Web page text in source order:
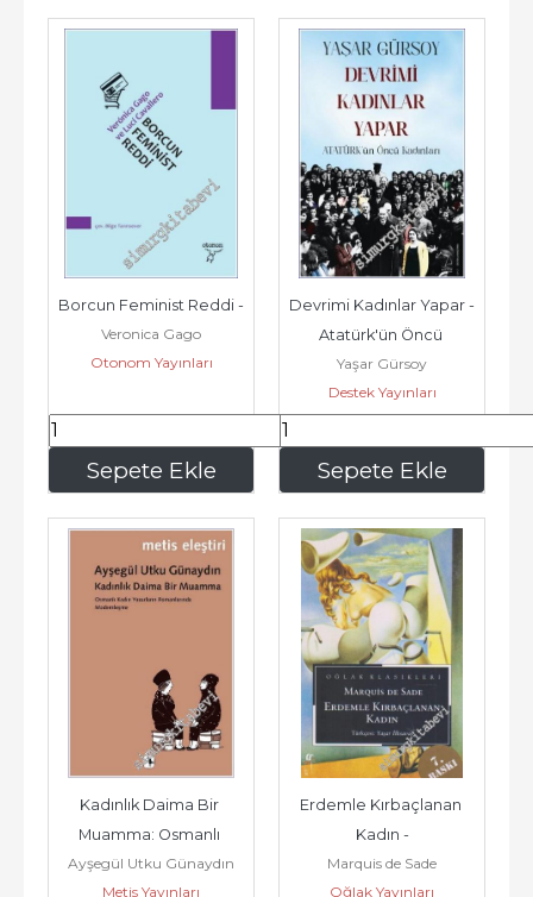
Sepete Ekle
Borcun Feminist Reddi -
Veronica Gago
Otonom Yayınları
372,00 Sepete Ekle
Devrimi Kadınlar Yapar -
Atatürk'ün Öncü
Kadınları  -        2022
Yaşar Gürsoy
Destek Yayınları
364,00
Kadınlık Daima Bir
Muamma: Osmanlı
Kadın Yazarların
Ayşegül Utku Günaydın
Metis Yayınları
Erdemle Kırbaçlanan
Kadın -
Marquis de Sade
Oğlak Yayınları